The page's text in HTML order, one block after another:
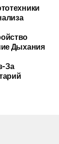
Дыхания
За